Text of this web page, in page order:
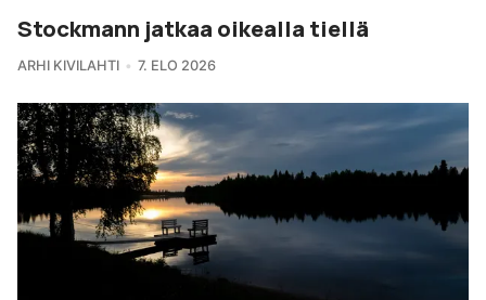
Stockmann jatkaa oikealla tiellä
ARHI KIVILAHTI 7. ELO 2026